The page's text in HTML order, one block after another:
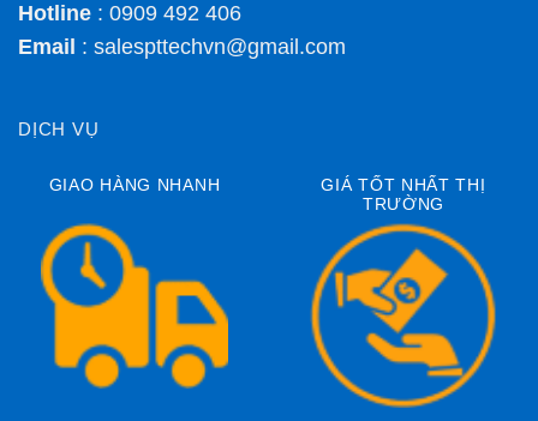
Hotline : 0909 492 406
Email : salespttechvn@gmail.com
DỊCH VỤ
GIAO HÀNG NHANH
GIÁ TỐT NHẤT THỊ
TRƯỜNG